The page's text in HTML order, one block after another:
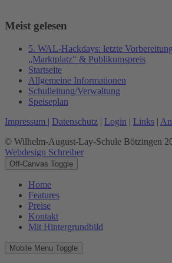
Meist gelesen
5. WAL-Hackdays: letzte
„Marktplatz“ & Publikumspreis
Startseite
Allgemeine Informationen
Schulleitung/Verwaltung
Speiseplan
Impressum | Datenschutz | Login | Links |
© Wilhelm-August-Lay-Schule Bötzingen
Webdesign Schreiber
Off-Canvas Toggle
Home
Features
Preise
Kontakt
Mit Hintergrundbild
Mobile Menu Toggle